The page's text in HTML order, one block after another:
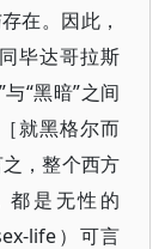
在。因此，
毕达哥拉斯
与“黑暗”之间
就黑格尔而
，整个西方
都是无性的
life）可言